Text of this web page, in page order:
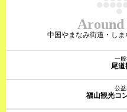
Around
中国やまなみ街道・し
一
尾
公
福山観光コ